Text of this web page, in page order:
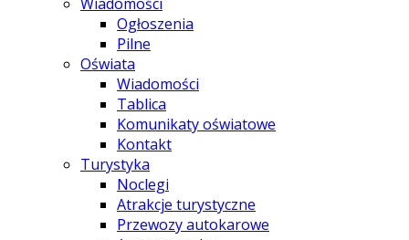
Ogłoszenia
Pilne
Oświata
Wiadomości
Tablica
Komunikaty oświatowe
Kontakt
Turystyka
Noclegi
Atrakcje turystyczne
Przewozy autokarowe